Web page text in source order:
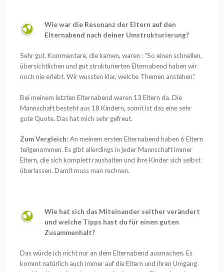
Wie war die Resonanz der Eltern auf den
Elternabend nach deiner Umstrukturierung?
Sehr gut. Kommentare, die kamen, waren : “So einen schnellen,
übersichtlichen und gut strukturierten Elternabend haben wir
noch nie erlebt. Wir wussten klar, welche Themen anstehen.”
Bei meinem letzten Elternabend waren 13 Eltern da. Die
Mannschaft besteht aus 18 Kindern, somit ist das eine sehr
gute Quote. Das hat mich sehr gefreut.
Zum Vergleich: An meinem ersten Elternabend haben 6 Eltern
teilgenommen. Es gibt allerdings in jeder Mannschaft immer
Eltern, die sich komplett raushalten und ihre Kinder sich selbst
überlassen. Damit muss man rechnen.
Wie hat sich das Miteinander seither verändert
und welche Tipps hast du für einen guten
Zusammenhalt?
Das würde ich nicht nur an dem Elternabend ausmachen. Es
kommt natürlich auch immer auf die Eltern und ihren Umgang